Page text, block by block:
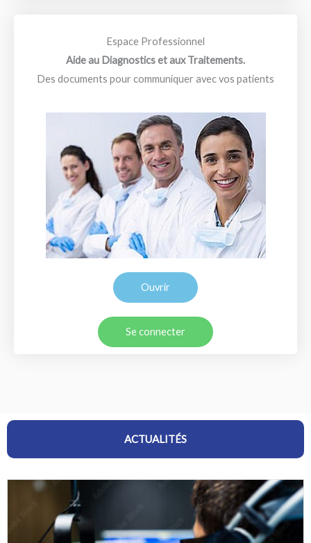
Espace Professionnel
Aide au Diagnostics et aux Traitements.
Des documents pour communiquer avec vos patients
Ouvrir
Se connecter
ACTUALITÉS